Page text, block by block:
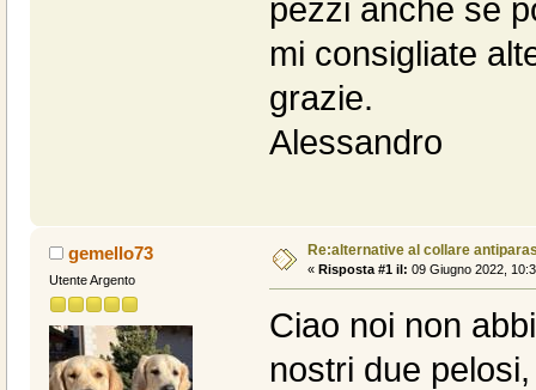
pezzi anche se
mi consigliate
grazie.
Alessandro
gemello73
Utente Argento
Re:alternative al collare
« Risposta #1 il: 09 Giugno 2022,
Ciao noi non
nostri due